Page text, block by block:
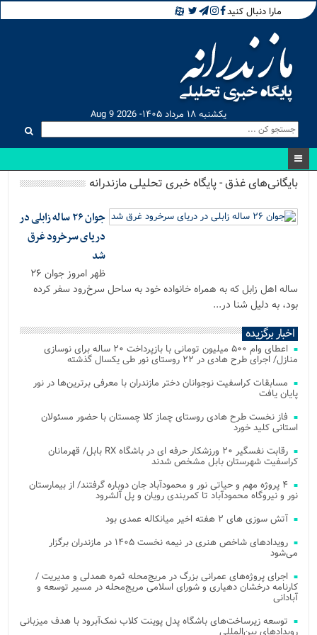
مارا دنبال کنید
یکشنبه ۱۸ مرداد ۱۴۰۵- Aug 9 2026
بایگانی‌های غذق - پایگاه خبری تحلیلی مازندرانه
جوان ۲۶ ساله زابلی در
دریای سرخرود غرق
شد
ظهر امروز جوان ۲۶
ساله اهل زابل که به همراه خانواده خود به ساحل سرخ‌رود سفر کرده
بود، به دلیل شنا در...
اخبار برگزیده
اعطای وام ۵۰۰ میلیون تومانی با بازپرداخت ۲۰ ساله برای نوسازی
منازل/ اجرای طرح هادی در ۲۲ روستای نور طی یکسال گذشته
مسابقات کراسفیت نوجوانان دختر مازندران با معرفی برترین‌ها در نور
پایان یافت
فاز نخست طرح هادی روستای چماز کلا چمستان با حضور مسئولان
استانی کلید خورد
رقابت نفسگیر ۲۰ ورزشکار حرفه ای در باشگاه RX بابل/ قهرمانان
کراسفیت شهرستان بابل مشخص شدند
۴ پروژه مهم و حیاتی نور و محمودآباد جان دوباره گرفتند/ از بیمارستان
نور و نیروگاه محمودآباد تا کمربندی رویان و پل آلشرود
آتش‌ سوزی‌ های ۲ هفته اخیر میانکاله عمدی بود
رویدادهای شاخص هنری در نیمه نخست ۱۴۰۵ در مازندران برگزار
می‌شود
اجرای پروژه‌های عمرانی بزرگ در مریج‌محله ثمره همدلی و مدیریت /
کارنامه درخشان دهیاری و شورای اسلامی مریج‌محله در مسیر توسعه و
آبادانی
توسعه زیرساخت‌های باشگاه پدل پوینت کلاب نمک‌آبرود با هدف میزبانی
رویدادهای بین‌المللی